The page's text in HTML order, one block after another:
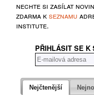
nechte si zasílat
zdarma kseznamu
institute.
PŘIHLÁSIT SE K
Nejčtenější